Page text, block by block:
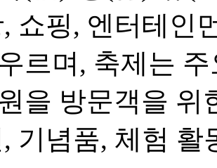
쇼핑, 엔터테인
르며, 축제는
을 방문객을 위
, 기념품, 체험